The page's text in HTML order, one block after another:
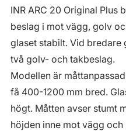
INR ARC 20 Original Plus
beslag i mot vägg, golv
glaset stabilt. Vid bredare
två golv- och takbeslag.
Modellen är
få 400-1200 mm bred.
högt. Måtten avser stumt
höjden inne mot vägg